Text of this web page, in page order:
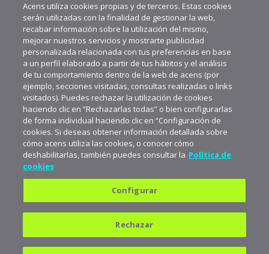
Política de privacidad
Política de cookies
Aviso legal
mantenerte a la última
Acens utiliza cookies propias y de terceros. Estas cookies
serán utilizadas con la finalidad de gestionar la web,
recabar información sobre la utilización del mismo,
mejorar nuestros servicios y mostrarte publicidad
personalizada relacionada con tus preferencias en base
a un perfil elaborado a partir de tus hábitos y el análisis
de tu comportamiento dentro de la web de acens (por
ejemplo, secciones visitadas, consultas realizadas o links
visitados). Puedes rechazar la utilización de cookies
haciendo clic en “Rechazarlas todas” o bien configurarlas
de forma individual haciendo clic en “Configuración de
cookies. Si deseas obtener información detallada sobre
cómo acens utiliza las cookies, o conocer cómo
deshabilitarlas, también puedes consultar la Política de
cookies
Configurar
Rechazar